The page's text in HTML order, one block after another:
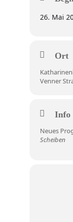
26. Mai
Ort
Venner
Info
Neues
Scheiben